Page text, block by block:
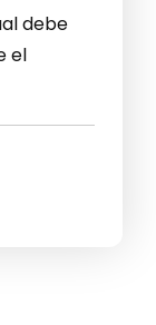
debe
el